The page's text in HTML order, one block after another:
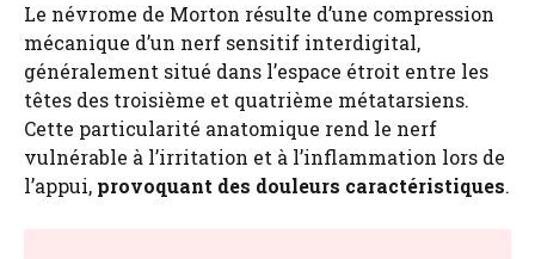
Le névrome de Morton résulte d’une compression
mécanique d’un nerf sensitif interdigital,
généralement situé dans l’espace étroit entre les
têtes des troisième et quatrième métatarsiens.
Cette particularité anatomique rend le nerf
vulnérable à l’irritation et à l’inflammation lors de
l’appui, provoquant des douleurs caractéristiques.